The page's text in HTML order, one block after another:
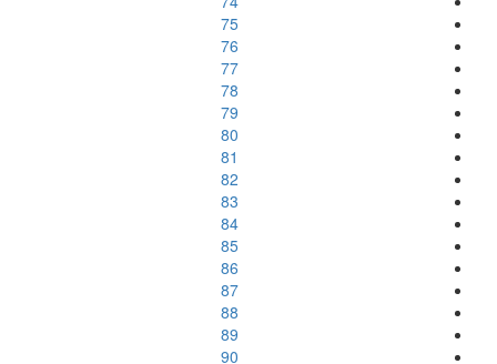
75
76
77
78
79
80
81
82
83
84
85
86
87
88
89
90